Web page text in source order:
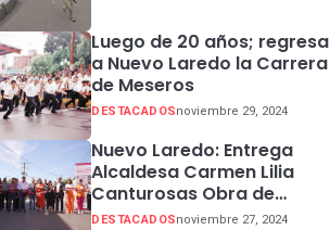
Luego de 20 años; regresa
a Nuevo Laredo la Carrera
de Meseros
DESTACADOSnoviembre 29, 2024
Nuevo Laredo: Entrega
Alcaldesa Carmen Lilia
Canturosas Obra de
Rehabilitación de Colector
DESTACADOSnoviembre 27, 2024